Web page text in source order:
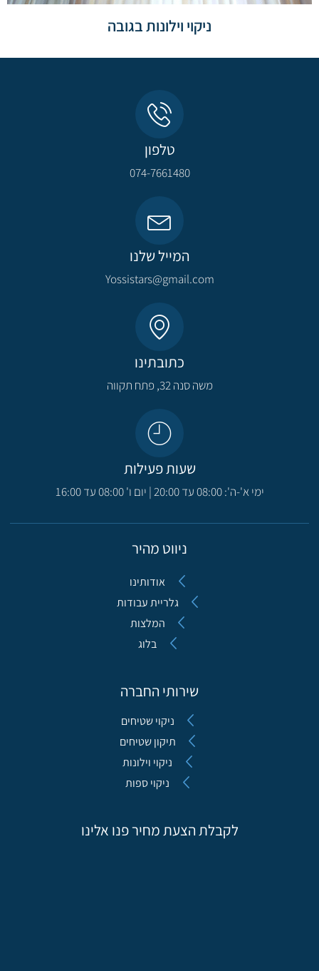
ניקוי וילונות בגובה
טלפון
074-7661480
המייל שלנו
Yossistars@gmail.com​
כתובתינו
משה סנה 32, פתח תקווה​
שעות פעילות
ימי א'-ה': 08:00 עד 20:00 | יום ו' 08:00 עד 16:00
ניווט מהיר
אודותינו
גלריית עבודות
המלצות
בלוג
שירותי החברה
ניקוי שטיחים
תיקון שטיחים
ניקוי וילונות
ניקוי ספות
לקבלת הצעת מחיר פנו אלינו